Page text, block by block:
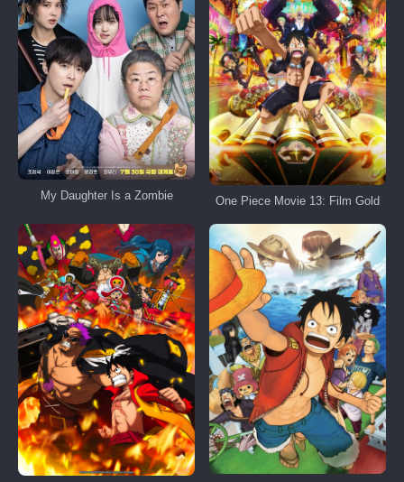
My Daughter Is a Zombie One Piece Movie 13: Film Gold